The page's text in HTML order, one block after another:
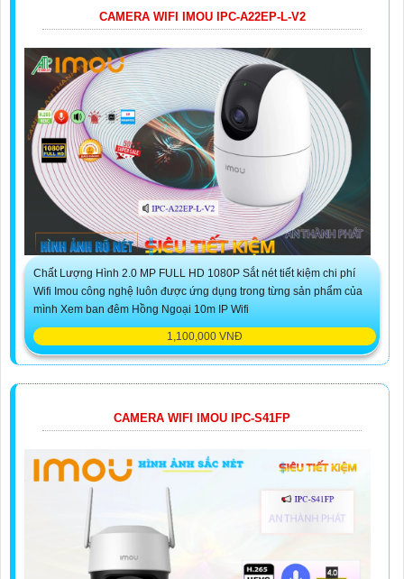
CAMERA WIFI IMOU IPC-A22EP-L-V2
Chất Lượng Hình 2.0 MP FULL HD 1080P Sắt nét tiết kiệm chi phí
Wifi Imou công nghệ luôn được ứng dụng trong từng sản phẩm của
mình Xem ban đêm Hồng Ngoại 10m IP Wifi
1,100,000 VNĐ
CAMERA WIFI IMOU IPC-S41FP